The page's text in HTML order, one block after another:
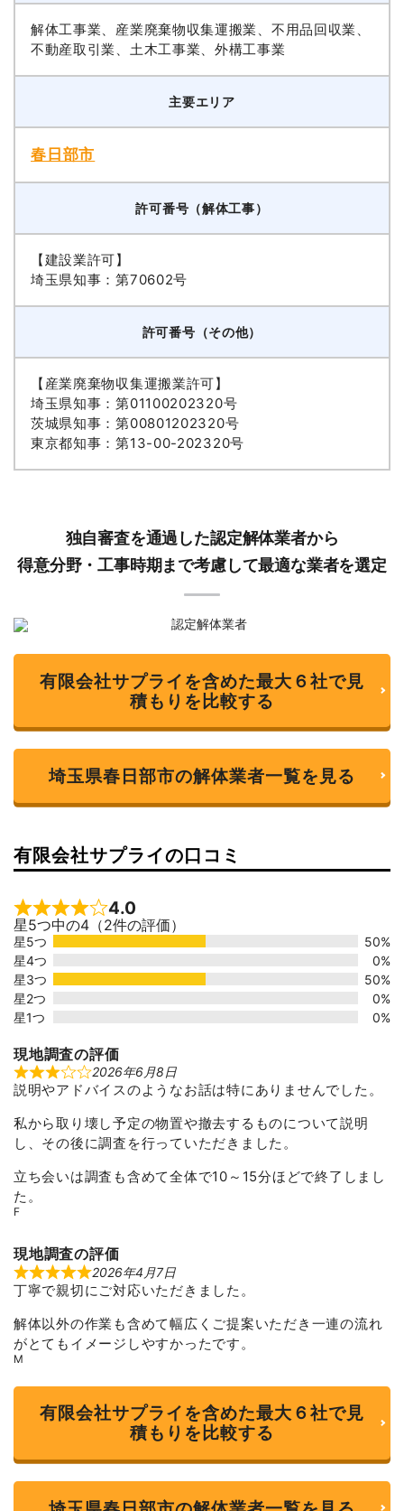
解体工事業、産業廃棄物収集運搬業、不用品回収業、
不動産取引業、土木工事業、外構工事業
主要エリア
春日部市
許可番号（解体工事）
【建設業許可】
埼玉県知事：第70602号
許可番号（その他）
【産業廃棄物収集運搬業許可】
埼玉県知事：第01100202320号
茨城県知事：第00801202320号
東京都知事：第13-00-202320号
独自審査を通過した認定解体業者から
得意分野・工事時期まで考慮して最適な業者を選定
有限会社サプライを含めた最大６社で見
積もりを比較する
埼玉県春日部市の解体業者一覧を見る
有限会社サプライの口コミ
Rated 4 out of 5
4.0
星5つ中の4（2件の評価）
星5つ
50%
星4つ
0%
星3つ
50%
星2つ
0%
星1つ
0%
現地調査の評価
R
a
e
d
3
o
t
2026年6月8日
説明やアドバイスのようなお話は特にありませんでした。
私から取り壊し予定の物置や撤去するものについて説明
し、その後に調査を行っていただきました。
立ち会いは調査も含めて全体で10～15分ほどで終了しまし
た。
F
現地調査の評価
R
a
e
d
5
o
o
f
5
2026年4月7日
丁寧で親切にご対応いただきました。
解体以外の作業も含めて幅広くご提案いただき一連の流れ
がとてもイメージしやすかったです。
M
有限会社サプライを含めた最大６社で見
積もりを比較する